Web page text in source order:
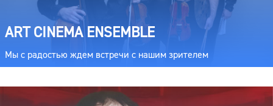
ART CINEMA ENSEMBLE
Мы с радостью ждем встречи с нашим зрителем